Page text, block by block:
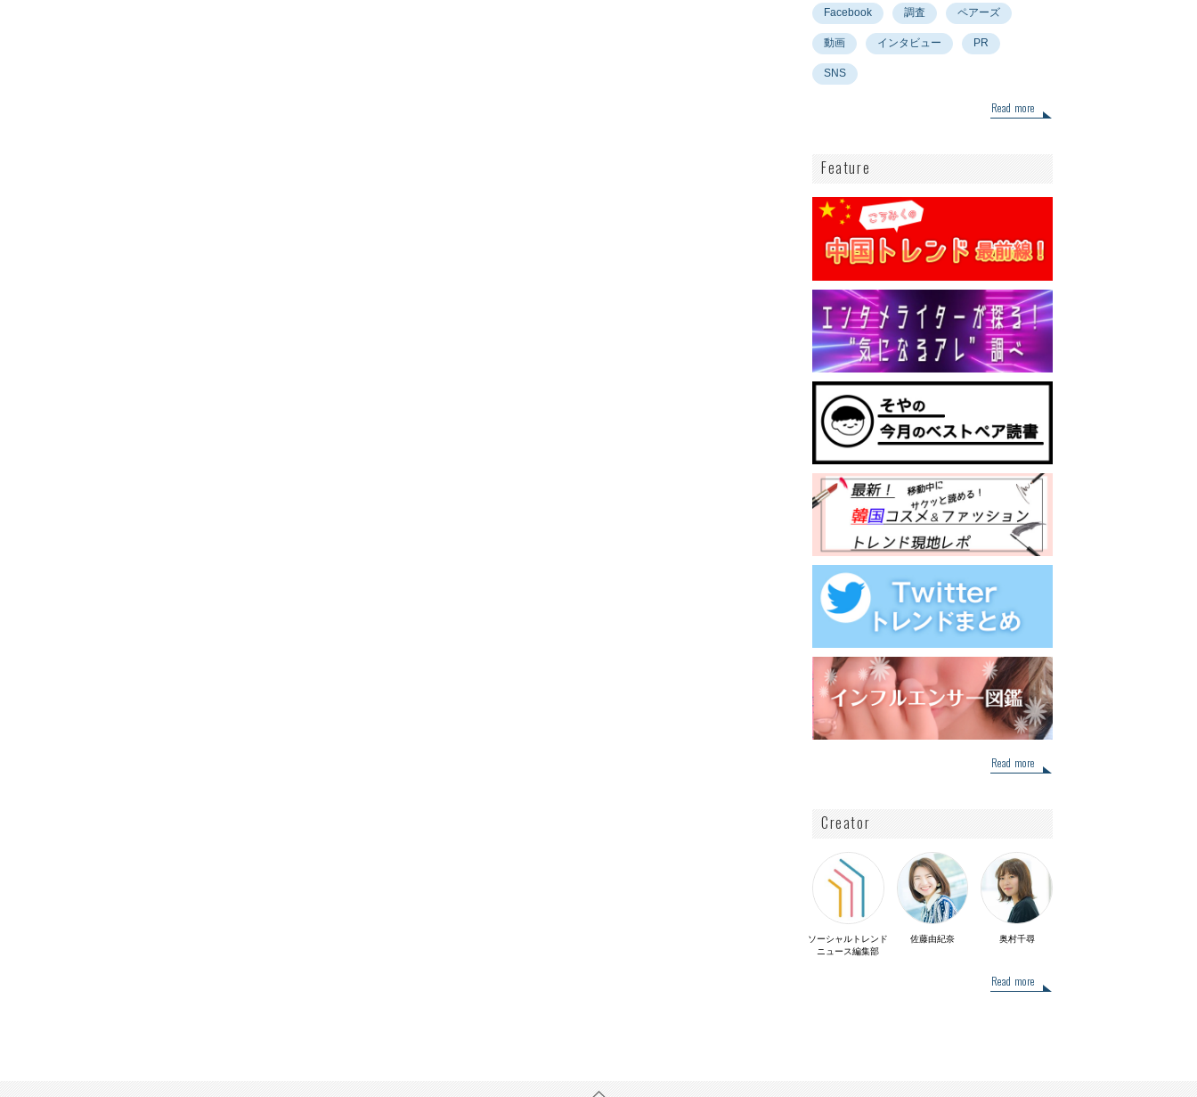
Facebook 調査 ペアーズ
動画 インタビュー PR
SNS
Read more
Feature
Read more
Creator
ソーシャルトレンド
ニュース編集部
佐藤由紀奈 奥村千尋
Read more